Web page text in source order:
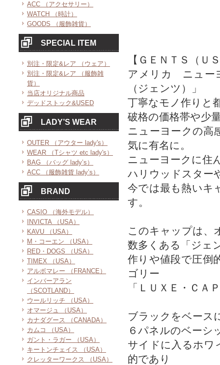
ACC （アクセサリー）
WATCH （時計）
GOODS （服飾雑貨）
SPECIAL ITEM
別注・限定&レア （ウェア）
別注・限定&レア （服飾雑
貨）
当店オリジナル商品
デッドストック&USED
LADY’S WEAR
OUTER （アウター lady's）
WEAR （Tシャツ etc lady's）
BAG （バッグ lady’s）
ACC （服飾雑貨 lady’s）
BRAND
CASIO （海外モデル）
INVICTA （USA）
KAVU （USA）
M・コーエン （USA）
RED・DOGS （USA）
TIMEX （USA）
アルボマレー （FRANCE）
インバーアラン
（SCOTLAND）
ウールリッチ （USA）
オマージュ （USA）
カナダグース （CANADA）
カムコ （USA）
ガント・ラガー （USA）
キートンチェイス （USA）
クレッターワークス （USA）
【ＧＥＮＴＳ（Ｕ
アメリカ ニュー
（ジェンツ）」
丁寧なモノ作りと
破格の価格帯や少
ニューヨークの高
気に有名に。
ニューヨークに住
ハリウッドスター
今では最も熱いキ
す。
このキャップは、
数多くある「ジェ
作りや値段で圧倒
ゴリー
「ＬＵＸＥ・ＣＡ
ブラックをベース
６パネルのベーシ
サイドに入るホワ
的であり